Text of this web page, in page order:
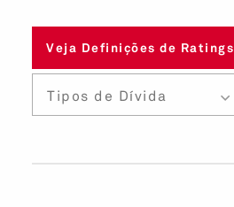
Veja Definições de Ratings
Tipos de Dívida